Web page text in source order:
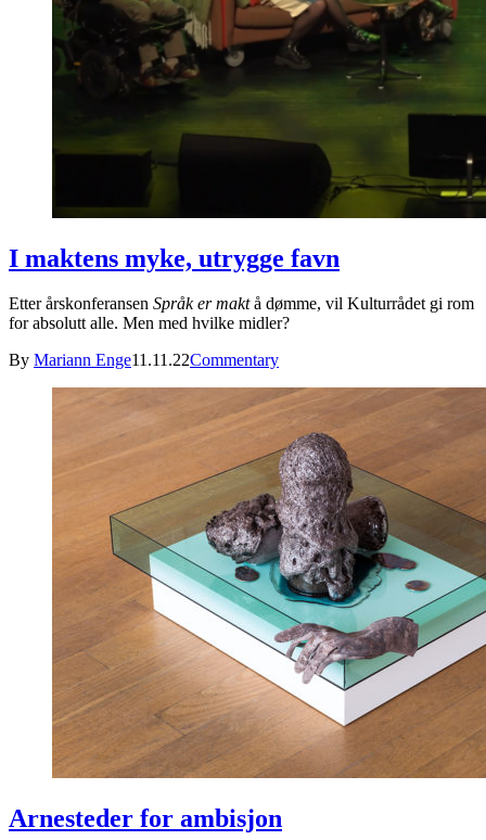
I maktens myke, utrygge favn
Etter årskonferansen Språk er maktå dømme, vil Kulturrådet gi rom
for absolutt alle. Men med hvilke midler?
By Mariann Enge11.11.22Commentary
Arnesteder for ambisjon